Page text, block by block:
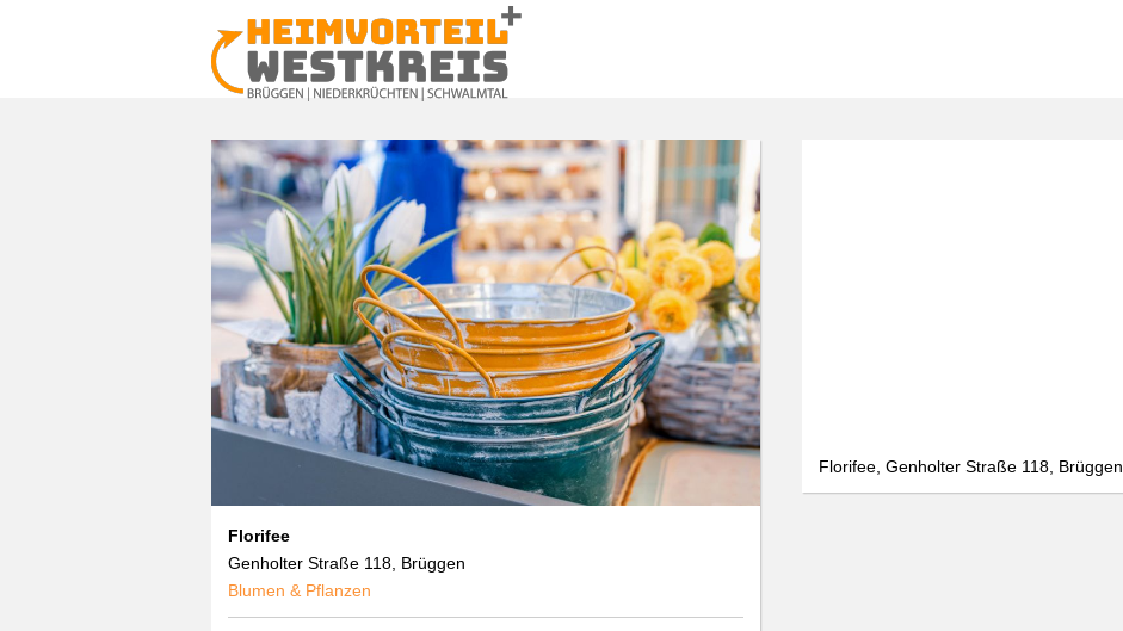
Florifee
Genholter Straße 118, Brüggen
Blumen & Pflanzen
Florifee, Genholter Straße 118, Brüggen